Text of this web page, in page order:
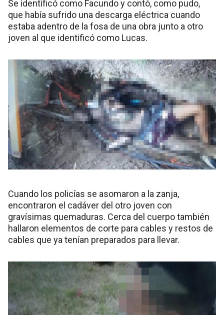
Se identificó como Facundo y contó, como pudo,
que había sufrido una descarga eléctrica cuando
estaba adentro de la fosa de una obra junto a otro
joven al que identificó como Lucas.
Cuando los policías se asomaron a la zanja,
encontraron el cadáver del otro joven con
gravísimas quemaduras. Cerca del cuerpo también
hallaron elementos de corte para cables y restos de
cables que ya tenían preparados para llevar.